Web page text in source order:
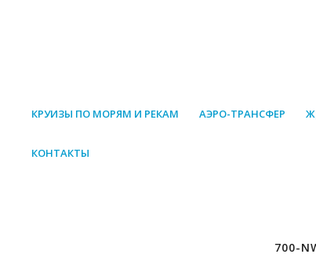
КРУИЗЫ ПО МОРЯМ И РЕКАМ АЭРО-ТРАНСФЕР
КОНТАКТЫ
700-